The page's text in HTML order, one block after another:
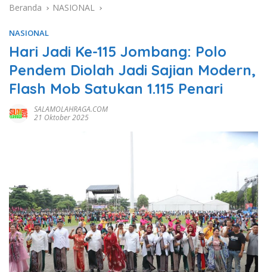
Beranda NASIONAL
NASIONAL
Hari Jadi Ke-115 Jombang: Polo
Pendem Diolah Jadi Sajian Modern,
Flash Mob Satukan 1.115 Penari
SALAMOLAHRAGA.COM
21 Oktober 2025